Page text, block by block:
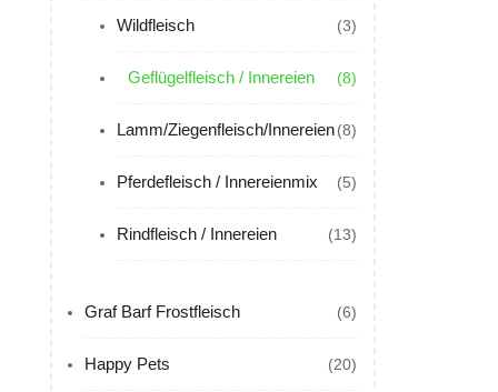
Wildfleisch (3)
Geflügelfleisch / Innereien (8)
Lamm/Ziegenfleisch/Innereien (8)
Pferdefleisch / Innereienmix (5)
Rindfleisch / Innereien (13)
Graf Barf Frostfleisch (6)
Happy Pets (20)